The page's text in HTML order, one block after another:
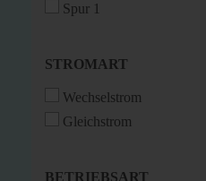
Spur 1
STROMART
STROMART
Wechselstrom
Gleichstrom
BETRIEBSART
BETRIEBSART